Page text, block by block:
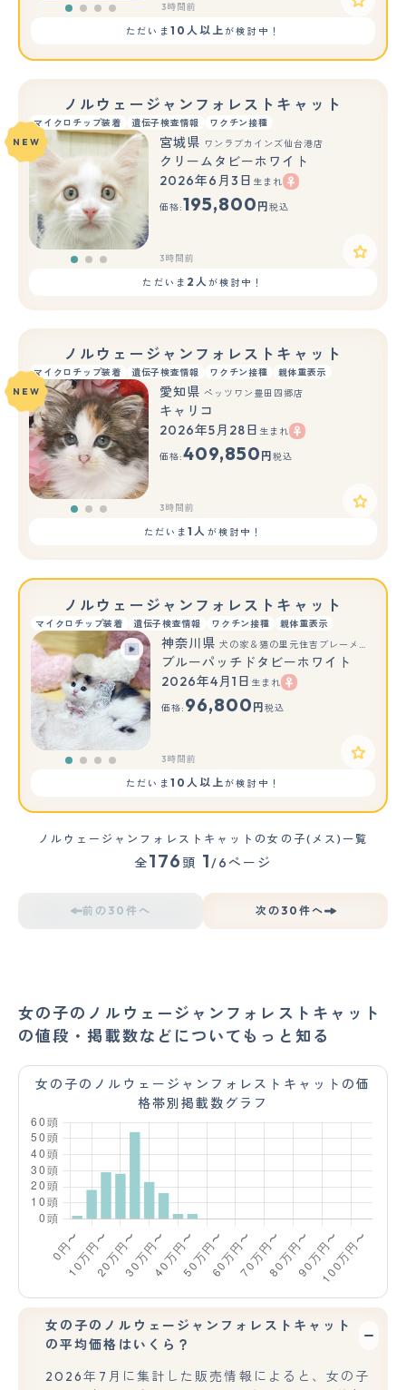
3時間前
ただいま 10人以上が検討中！
ノルウェージャンフォレストキャット
マイクロチップ装着 遺伝子検査情報 ワクチン接種
もっと見る
NEW 宮城県 ワンラブカインズ仙台港店
クリームタビーホワイト
2026年6月3日 生まれ
価格:195,800 円 税込
3時間前
ただいま 2人が検討中！
ノルウェージャンフォレストキャット
マイクロチップ装着 遺伝子検査情報 ワクチン接種 親体重表示
もっと見る
NEW 愛知県 ペッツワン豊田四郷店
キャリコ
2026年5月28日 生まれ
価格:409,850 円 税込
3時間前
ただいま1人 が検討中！
ノルウェージャンフォレストキャット
マイクロチップ装着 遺伝子検査情報 ワクチン接種 親体重表示
神奈川県 犬の家＆猫の里元住吉ブレーメン通り店
ブルーパッチドタビーホワイト
2026年4月1日 生まれ
価格: 96,800 円 税込
3時間前
ただいま 10人以上が検討中！
ノルウェージャンフォレストキャットの女の子(メス)一覧
全176 頭 1/6ページ
前の30件へ 次の30件へ
女の子のノルウェージャンフォレストキャット
の値段・掲載数などについてもっと知る
女の子のノルウェージャンフォレストキャットの価
格帯別掲載数グラフ
女の子のノルウェージャンフォレストキャット
の平均価格はいくら？
2026年7月に集計した販売情報によると、女の子